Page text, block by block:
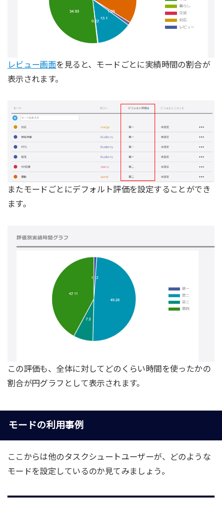
レビュー画面を見ると、モードごとに実績時間の割合が
表示されます。
またモードごとにデフォルト評価を設定することができ
ます。
この評価も、全体に対してどのくらい時間を使ったかの
割合が円グラフとして表示されます。
モードの利用事例
ここからは他のタスクシュートユーザーが、どのような
モードを設定しているのか見てみましょう。